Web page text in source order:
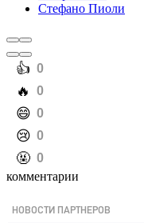
Стефано Пиоли
️👍 0
️🔥 0
️😄 0
️😢 0
️🤬 0
комментарии